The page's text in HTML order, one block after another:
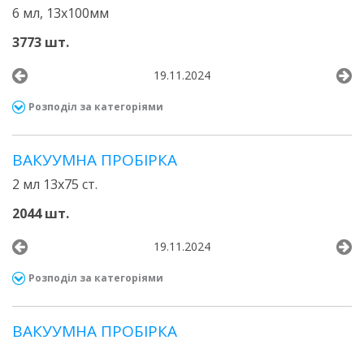
6 мл, 13х100мм
3773 шт.
19.11.2024
Розподіл за категоріями
ВАКУУМНА ПРОБІРКА
2 мл 13х75 ст.
2044 шт.
19.11.2024
Розподіл за категоріями
ВАКУУМНА ПРОБІРКА